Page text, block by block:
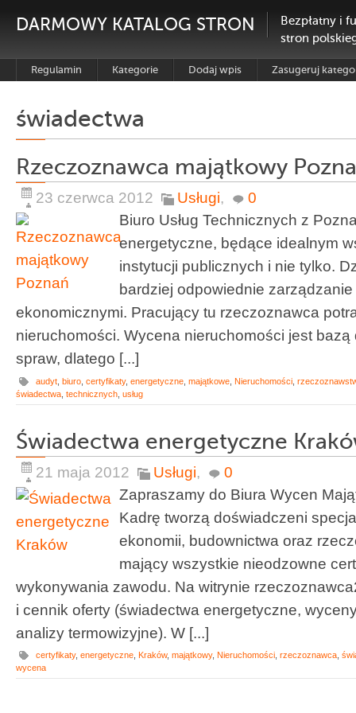
DARMOWY KATALOG STRON
Bezpłatny i
stron
Regulamin Kategorie Dodaj wpis Zasugeruj
świadectwa
Rzeczoznawca majątkowy
23 czerwca 2012 Usługi,
0
Biuro Usług Technicznych z
energetyczne, będące idealnym
instytucji publicznych i nie tylko.
bardziej odpowiednie
ekonomicznymi. Pracujący tu rzeczoznawca
nieruchomości. Wycena nieruchomości jest bazą
spraw, dlatego [...]
audyt biuro certyfikaty, energetyczne majątkowe Nieruchomości
świadectwa technicznych usług
Świadectwa energetyczne
21 maja 2012 Usługi,
0
Zapraszamy do Biura Wycen
Kadrę tworzą doświadczeni
ekonomii, budownictwa oraz
mający wszystkie nieodzowne
wykonywania zawodu. Na witrynie
i cennik oferty (świadectwa energetyczne,
analizy termowizyjne). W [...]
certyfikaty, energetyczne Kraków, majątkowy, Nieruchomości rzeczoznawca
wycena